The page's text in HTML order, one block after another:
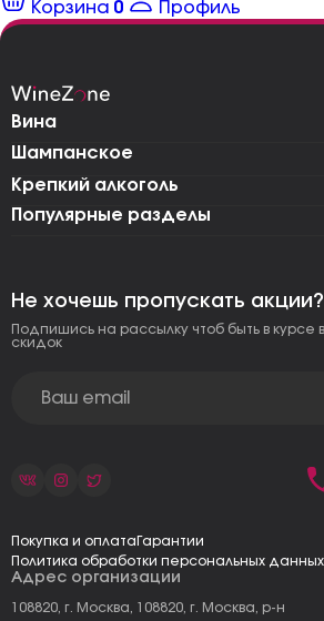
Корзина 0 Профиль
Вина
Шампанское
Крепкий алкоголь
Популярные разделы
Адрес организации
108820, г. Москва, 108820, г. Москва, р-н
Не хочешь пропускать акции?
Подпишись на рассылку чтоб быть в курсе
скидок
Покупка и оплата Гарантии
Политика обработки персональных данных